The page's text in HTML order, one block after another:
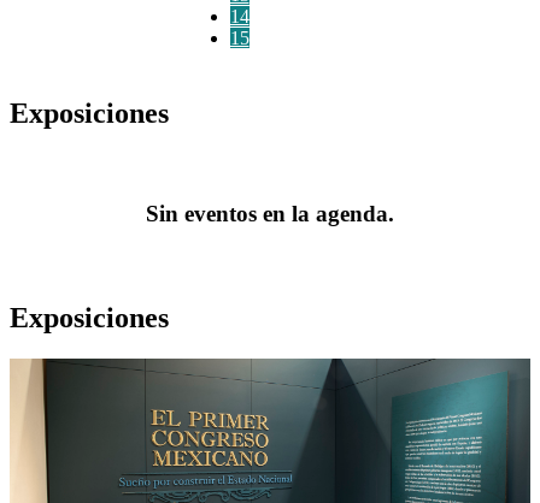
14
15
Exposiciones
Sin eventos en la agenda.
Exposiciones